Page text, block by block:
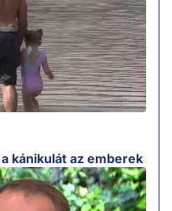
kánikulát az emberek